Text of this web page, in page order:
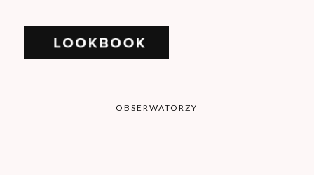
OBSERWATORZY